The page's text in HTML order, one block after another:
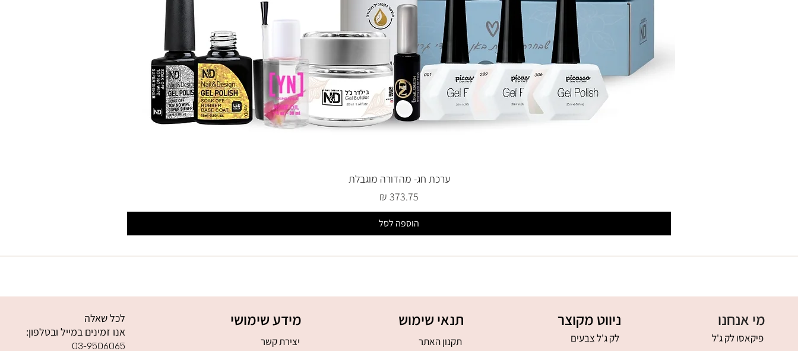
ערכת חג- מהדורה מוגבלת
מחיר
הוספה לסל
לכל שאלה
אנו זמינים במייל ובטלפון:
03-9506065
מידע שימושי
יצירת קשר
תנאי שימוש
תקנון האתר
ניווט מקוצר
לק ג'ל צבעים
מי אנחנו
פיקאסו לק ג'ל